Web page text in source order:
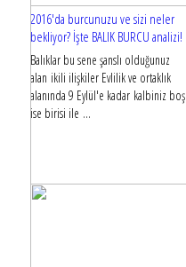
2016'da burcunuzu ve sizi neler
bekliyor? İşte BALIK BURCU analizi!
Balıklar bu sene şanslı olduğunuz
alan ikili ilişkiler Evlilik ve ortaklık
alanında 9 Eylül'e kadar kalbiniz boş
ise birisi ile ...